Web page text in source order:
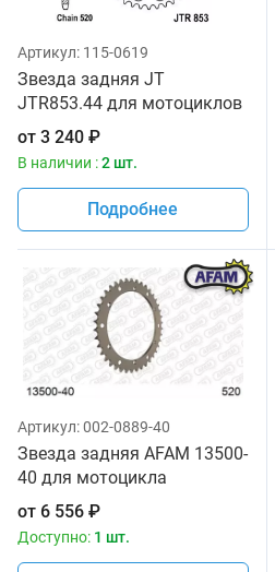
Артикул: 115-0619
Звезда задняя JT
JTR853.44 для мотоциклов
от 3 240 ₽
В наличии :2 шт.
Подробнее
Артикул:002-0889-40
Звезда задняя AFAM 13500-
40 для мотоцикла
от 6 556 ₽
Доступно: 1 шт.